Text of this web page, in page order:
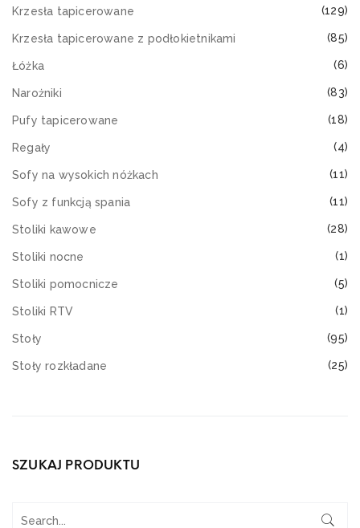
Krzesła tapicerowane (129)
Krzesła tapicerowane z podłokietnikami (85)
Łóżka (6)
Narożniki (83)
Pufy tapicerowane (18)
Regały (4)
Sofy na wysokich nóżkach (11)
Sofy z funkcją spania (11)
Stoliki kawowe (28)
Stoliki nocne (1)
Stoliki pomocnicze (5)
Stoliki RTV (1)
Stoły (95)
Stoły rozkładane (25)
SZUKAJ PRODUKTU